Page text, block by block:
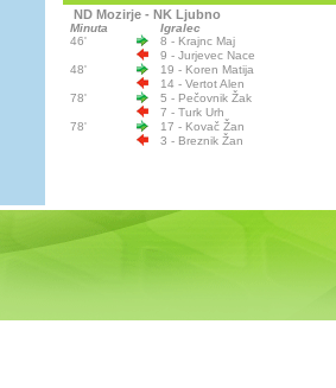
ND Mozirje - NK Ljubno
Minuta
Igralec
46'
8 - Krajnc Maj
9 - Jurjevec Nace
48'
19 - Koren Matija
14 - Vertot Alen
78'
5 - Pečovnik Žak
7 - Turk Urh
78'
17 - Kovač Žan
3 - Breznik Žan